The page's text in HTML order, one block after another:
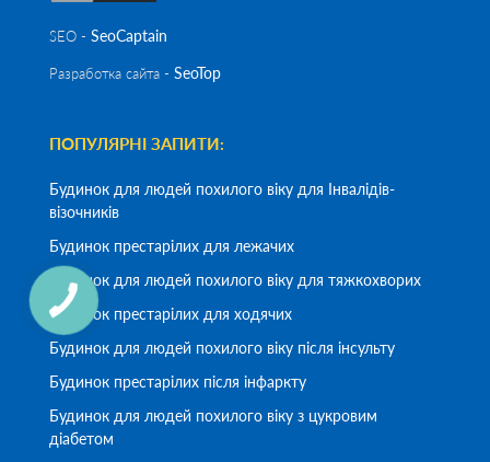
SEO - SeoСaptain
Разработка сайта - SeoTop
ПОПУЛЯРНІ ЗАПИТИ:
Будинок для людей похилого віку для Інвалідів-
візочників
Будинок престарілих для лежачих
Будинок для людей похилого віку для тяжкохворих
Будинок престарілих для ходячих
Будинок для людей похилого віку після інсульту
Будинок престарілих після інфаркту
Будинок для людей похилого віку з цукровим
діабетом